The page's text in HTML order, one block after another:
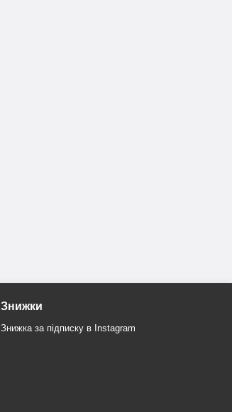
Знижки
Знижка за підписку в Instagram